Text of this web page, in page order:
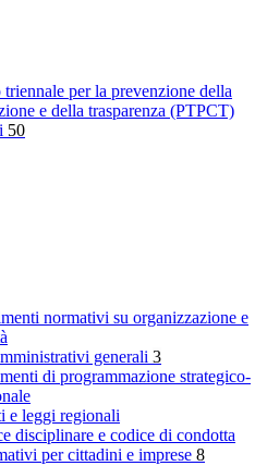
triennale per la prevenzione della
e della trasparenza (PTPCT)
50
normativi su organizzazione e
generali 3
di programmazione strategico-
e leggi regionali
disciplinare e codice di condotta
per cittadini e imprese 8